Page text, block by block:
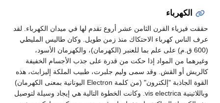
الكهرباء
حققت فيزياء القرن الثامن عشر أروع تقدم لها في ميدان الكهرباء. لقد
عرف الناس كهرباء الاحتكاك منذ زمن طويل. وكان طاليس المليطي
(600 ق.م) على علم بما للعنبر (الكهرمان)، والكهرمان الأسود،
وغيرهما من المواد إذا حكت من قدرة على جذب الأجسام الخفيفة
كالريش أو القش. وقد سمى وليم جلبرت، طبيب الملكة إليزابث، هذه
القوة الجاذبة "إلكترون" (من كلمة Electron اليونانية بمعنى الكهرمان)
وباللاتينية vis electrica. وكانت الخطوة التالية هي إيجاد وسيلة لتوصيل